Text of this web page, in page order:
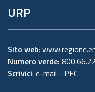
URP
Sito web:
Numero verde:
Scrivici: e-mail - PEC